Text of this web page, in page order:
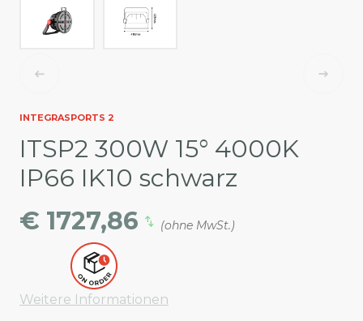
INTEGRASPORTS 2
ITSP2 300W 15° 4000K
IP66 IK10 schwarz
€ 1727,86
(ohne MwSt.)
Weitere Informationen